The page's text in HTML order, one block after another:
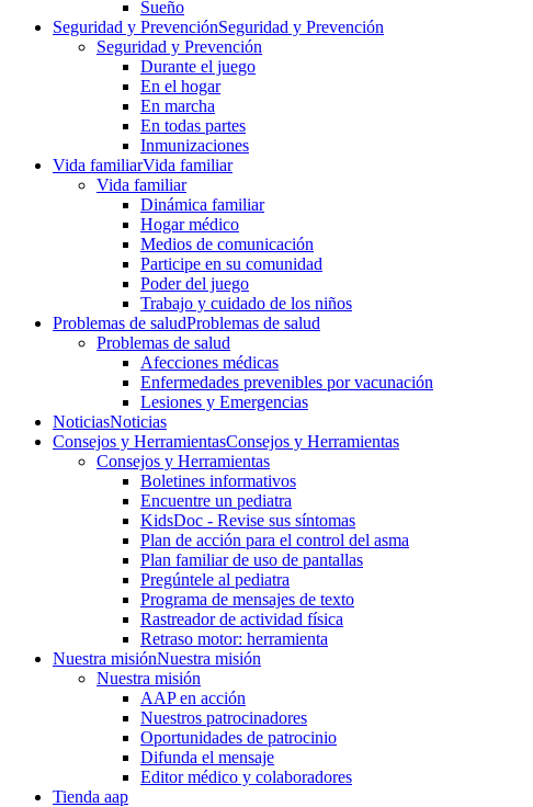
Sueño
Seguridad y PrevenciónSeguridad y Prevención
Seguridad y Prevención
Durante el juego
En el hogar
En marcha
En todas partes
Inmunizaciones
Vida familiarVida familiar
Vida familiar
Dinámica familiar
Hogar médico
Medios de comunicación
Participe en su comunidad
Poder del juego
Trabajo y cuidado de los niños
Problemas de saludProblemas de salud
Problemas de salud
Afecciones médicas
Enfermedades prevenibles por vacunación
Lesiones y Emergencias
NoticiasNoticias
Consejos y HerramientasConsejos y Herramientas
Consejos y Herramientas
Boletines informativos
Encuentre un pediatra
KidsDoc - Revise sus síntomas
Plan de acción para el control del asma
Plan familiar de uso de pantallas
Pregúntele al pediatra
Programa de mensajes de texto
Rastre​​ador de activida​d física
Retraso motor: herramienta
Nuestra misiónNuestra misión
Nuestra misión
AAP en acción
Nuestros patrocinadores
Oportunidades de patrocinio
Difunda el mensaje
Editor médico y colaboradores
Tienda aap